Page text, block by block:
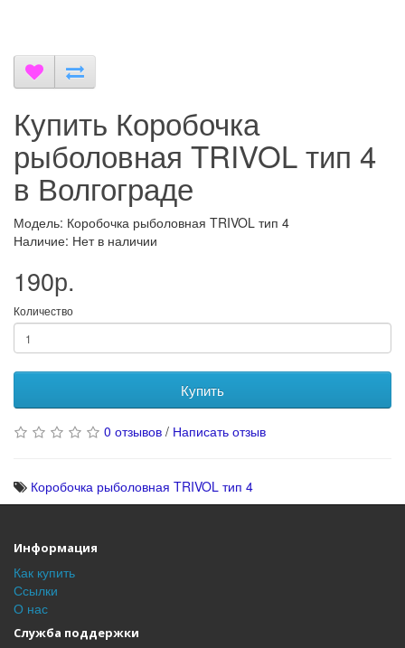
Купить Коробочка
рыболовная TRIVOL тип 4
в Волгограде
Модель: Коробочка рыболовная TRIVOL тип 4
Наличие: Нет в наличии
190р.
Количество
Купить
0 отзывов / Написать отзыв
Коробочка рыболовная TRIVOL тип 4
Информация
Как купить
Ссылки
О нас
Служба поддержки